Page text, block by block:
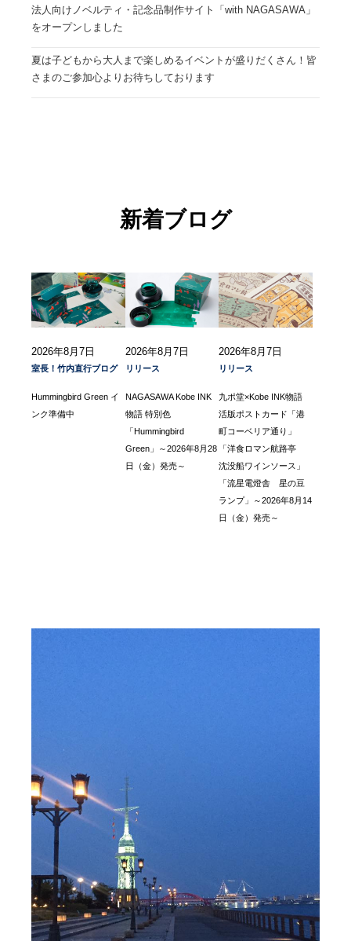
法人向けノベルティ・記念品制作サイト「with NAGASAWA」
をオープンしました
夏は子どもから大人まで楽しめるイベントが盛りだくさん！皆
さまのご参加心よりお待ちしております
新着ブログ
2026年8月7日
室長！竹内直行ブログ
Hummingbird Green イ
ンク準備中
2026年8月7日
リリース
NAGASAWA Kobe INK
物語 特別色
「Hummingbird
Green」～2026年8月28
日（金）発売～
2026年8月7日
リリース
九ポ堂×Kobe INK物語
活版ポストカード「港
町コーベリア通り」
「洋食ロマン航路亭
沈没船ワインソース」
「流星電燈舎 星の豆
ランプ」～2026年8月14
日（金）発売～